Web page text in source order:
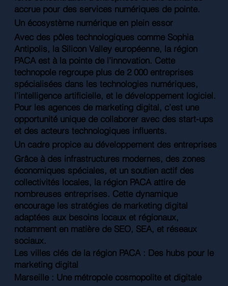
accrue pour des services numériques de pointe.
Un écosystème numérique en plein essor
Avec des pôles technologiques comme Sophia
Antipolis, la Silicon Valley européenne, la région
PACA est à la pointe de l’innovation. Cette
technopole regroupe plus de 2 000 entreprises
spécialisées dans les technologies numériques,
l’intelligence artificielle, et le développement logiciel.
Pour les agences de marketing digital, c’est une
opportunité unique de collaborer avec des start-ups
et des acteurs technologiques influents.
Un cadre propice au développement des entreprises
Grâce à des infrastructures modernes, des zones
économiques spéciales, et un soutien actif des
collectivités locales, la région PACA attire de
nombreuses entreprises. Cette dynamique
encourage les stratégies de marketing digital
adaptées aux besoins locaux et régionaux,
notamment en matière de SEO, SEA, et réseaux
sociaux.
Les villes clés de la région PACA : Des hubs pour le
marketing digital
Marseille : Une métropole cosmopolite et digitale